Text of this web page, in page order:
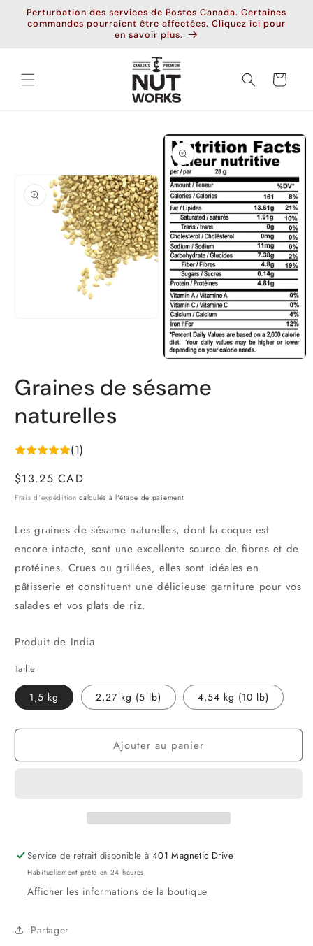
passer
au
Perturbation des services de Postes Canada. Certaines
commandes pourraient être affectées. Cliquez ici pour
en savoir plus.
Panier
fenêtre
modale
média
2
Graines de sésame
naturelles
(1)
Prix
habituel
$13.25 CAD
Frais d'expédition calculés à l'étape de paiement.
Les graines de sésame naturelles, dont la coque est
encore intacte, sont une excellente source de fibres et de
protéines. Crues ou grillées, elles sont idéales en
pâtisserie et constituent une délicieuse garniture pour vos
salades et vos plats de riz.
Produit de India
Taille
1,5 kg 2,27 kg (5 lb) 4,54 kg (10 lb)
Ajouter au panier
Service de retrait disponible à 401 Magnetic Drive
Habituellement prête en 24 heures
Afficher les informations de la boutique
Partager